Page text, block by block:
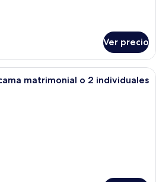
Ver precio
Una habitación de hotel con una
matrimonial o 2 individuales